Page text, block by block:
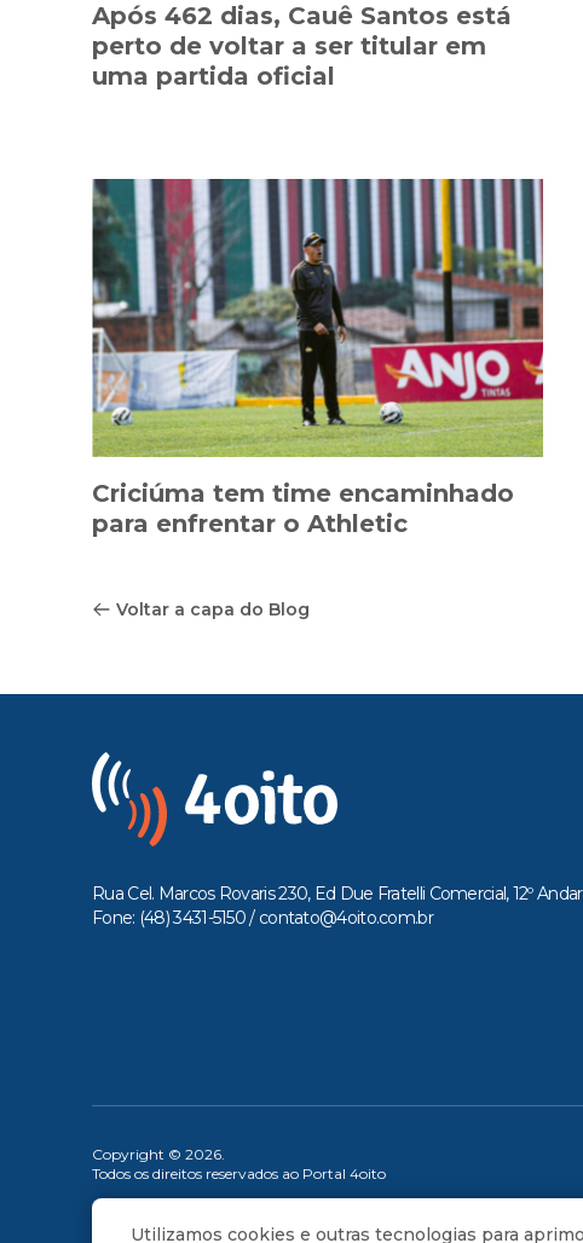
Após 462 dias, Cauê Santos está
perto de voltar a ser titular em
uma partida oficial
Criciúma tem time encaminhado
para enfrentar o Athletic
Voltar a capa do Blog
Rua Cel. Marcos Rovaris 230, Ed Due Fratelli Comercial, 12º
Fone: (48) 3431-5150 / contato@4oito.com.br
Copyright © 2026.
Todos os direitos reservados ao Portal 4oito
Utilizamos cookies e outras tecnologias para